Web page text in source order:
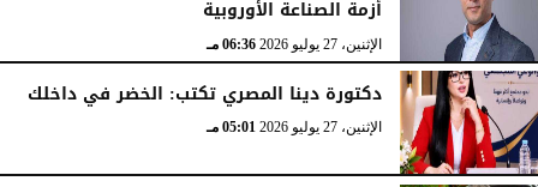
أزمة الصناعة الأوروبية
الإثنين، 27 يوليو 2026 06:36 مـ
دكتورة دينا المصري تكتب: الخضر في داخلك
الإثنين، 27 يوليو 2026 05:01 مـ